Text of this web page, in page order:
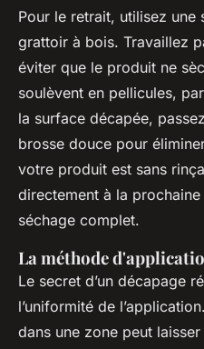
Pour le retrait, utilisez une
grattoir à bois. Travaillez
éviter que le produit ne
soulèvent en pellicules,
la surface décapée,
brosse douce pour
votre produit est sans
directement à la
séchage complet.
La méthode
Le secret d’un décapage
l’uniformité de
dans une zone peut